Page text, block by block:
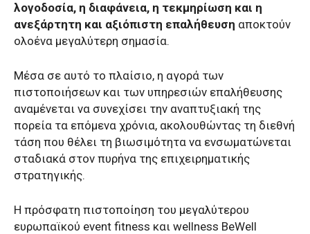
λογοδοσία, η διαφάνεια, η τεκμηρίωση και η
ανεξάρτητη και αξιόπιστη επαλήθευση αποκτούν
ολοένα μεγαλύτερη σημασία.
Μέσα σε αυτό το πλαίσιο, η αγορά των
πιστοποιήσεων και των υπηρεσιών επαλήθευσης
αναμένεται να συνεχίσει την αναπτυξιακή της
πορεία τα επόμενα χρόνια, ακολουθώντας τη διεθνή
τάση που θέλει τη βιωσιμότητα να ενσωματώνεται
σταδιακά στον πυρήνα της επιχειρηματικής
στρατηγικής.
Η πρόσφατη πιστοποίηση του μεγαλύτερου
ευρωπαϊκού event fitness και wellness BeWell